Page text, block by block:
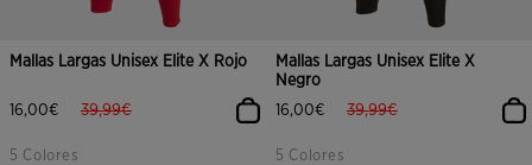
Mallas Largas Unisex Elite X Rojo
16,00€ label.price.reduced.from
39,99€label.price.to
5 Colores
Mallas Largas Unisex Elite X
Negro
16,00€
label.price.reduced.from
39,99€label.price.to
5 Colores